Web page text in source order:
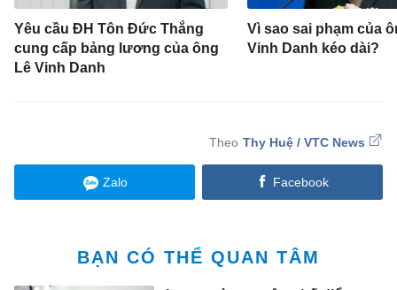
Yêu cầu ĐH Tôn Đức Thắng
cung cấp bảng lương của ông
Lê Vinh Danh
Vì sao sai phạm của
Vinh Danh kéo dài?
Thy Huệ / VTC News
Zalo Facebook
BẠN CÓ THỂ QUAN TÂM